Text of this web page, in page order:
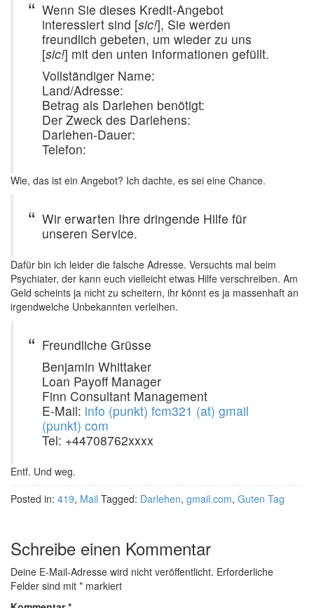
Wenn Sie dieses Kredit-Angebot
interessiert sind [sic!], Sie werden
freundlich gebeten, um wieder zu uns
[sic!] mit den unten Informationen gefüllt.
Vollständiger Name:
Land/Adresse:
Betrag als Darlehen benötigt:
Der Zweck des Darlehens:
Darlehen-Dauer:
Telefon:
Wie, das ist ein Angebot? Ich dachte, es sei eine Chance.
Wir erwarten Ihre dringende Hilfe für
unseren Service.
Dafür bin ich leider die falsche Adresse. Versuchts mal beim
Psychiater, der kann euch vielleicht etwas Hilfe verschreiben. Am
Geld scheints ja nicht zu scheitern, ihr könnt es ja massenhaft an
irgendwelche Unbekannten verleihen.
Freundliche Grüsse
Benjamin Whittaker
Loan Payoff Manager
Finn Consultant Management
E-Mail: info (punkt) fcm321 (at) gmail
(punkt) com
Tel: +44708762xxxx
Entf. Und weg.
Posted in: 419, Mail Tagged: Darlehen, gmail.com, Guten Tag
Schreibe einen Kommentar
Deine E-Mail-Adresse wird nicht veröffentlicht. Erforderliche
Felder sind mit * markiert